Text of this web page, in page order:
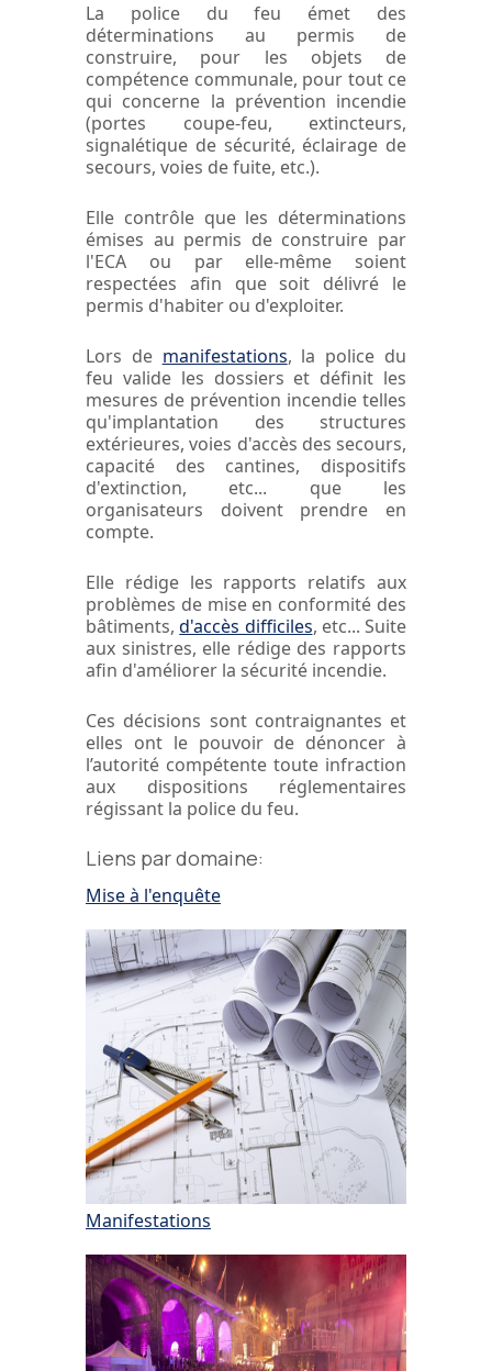
La police du feu émet des
déterminations au permis de
construire, pour les objets de
compétence communale, pour tout ce
qui concerne la prévention incendie
(portes coupe-feu, extincteurs,
signalétique de sécurité, éclairage de
secours, voies de fuite, etc.).
Elle contrôle que les déterminations
émises au permis de construire par
l'ECA ou par elle-même soient
respectées afin que soit délivré le
permis d'habiter ou d'exploiter.
Lors de manifestations, la police du
feu valide les dossiers et définit les
mesures de prévention incendie telles
qu'implantation des structures
extérieures, voies d'accès des secours,
capacité des cantines, dispositifs
d'extinction, etc... que les
organisateurs doivent prendre en
compte.
Elle rédige les rapports relatifs aux
problèmes de mise en conformité des
bâtiments,d'accès difficiles, etc... Suite
aux sinistres, elle rédige des rapports
afin d'améliorer la sécurité incendie.
Ces décisions sont contraignantes et
elles ont le pouvoir de dénoncer à
l’autorité compétente toute infraction
aux dispositions réglementaires
régissant la police du feu.
Liens par domaine:
Mise à l'enquête
Manifestations